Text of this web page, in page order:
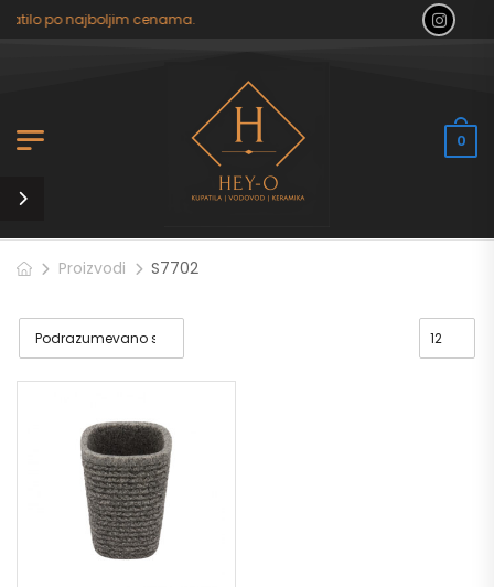
po najboljim cenama.
0
Proizvodi S7702